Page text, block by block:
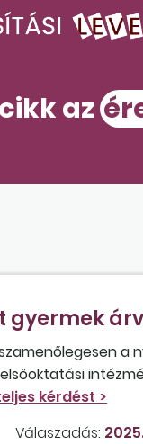
az
gyermek
a
a felvételt?
Válaszadás: